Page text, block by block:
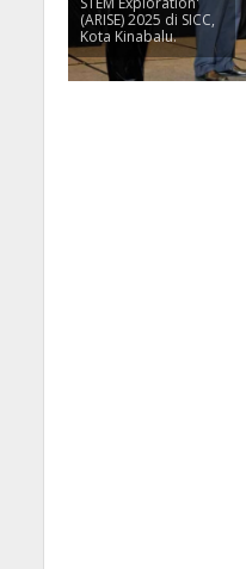
(ARISE) 2025 di SICC,
Kota Kinabalu.